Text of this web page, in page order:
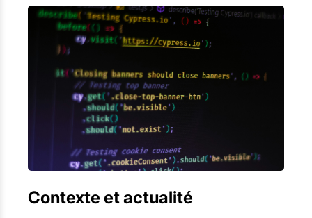
Contexte et actualité